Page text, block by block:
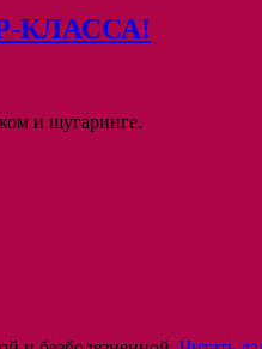
КЛАССА!
и шугаринге.